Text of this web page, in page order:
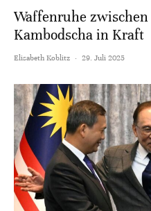
Waffenruhe
Kambodscha in Kraft
Elisabeth Koblitz · 29. Juli 2025